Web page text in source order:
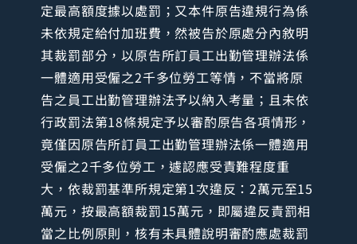
定最高額度據以處罰；又本件原告違規行為係
未依規定給付加班費，然被告於原處分內敘明
其裁罰部分，以原告所訂員工出勤管理辦法係
一體適用受僱之2千多位勞工等情，不當將原
告之員工出勤管理辦法予以納入考量；且未依
行政罰法第18條規定予以審酌原告各項情形，
竟僅因原告所訂員工出勤管理辦法係一體適用
受僱之2千多位勞工，遽認應受責難程度重
大，依裁罰基準所規定第1次違反：2萬元至15
萬元，按最高額裁罰15萬元，即屬違反責罰相
當之比例原則，核有未具體說明審酌應處裁罰